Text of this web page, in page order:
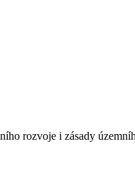
rozvoje i zásady